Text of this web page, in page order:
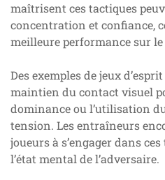
maîtrisent ces tactiques
concentration et confiance,
meilleure performance sur
Des exemples de jeux
maintien du contact visuel
dominance ou l’utilisation
tension. Les entraîneurs
joueurs à s’engager dans
l’état mental de l’adversaire.